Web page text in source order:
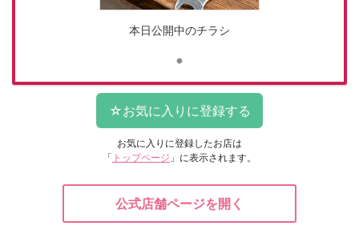
本日公開中のチラシ
お気に入りに登録したお店は
「 トップページ 」に表示されます。
公式店舗ページを開く